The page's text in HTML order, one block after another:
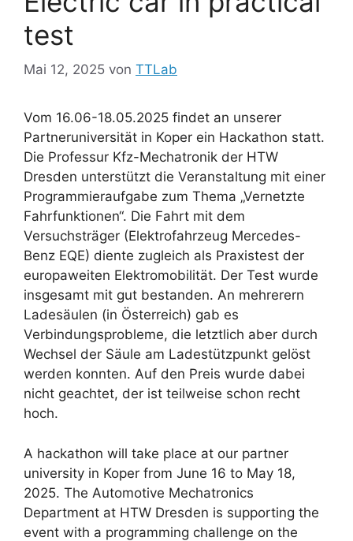
test
Mai 12, 2025 von TTLab
Vom 16.06-18.05.2025 findet an unserer
Partneruniversität in Koper ein Hackathon statt.
Die Professur Kfz-Mechatronik der HTW
Dresden unterstützt die Veranstaltung mit einer
Programmieraufgabe zum Thema „Vernetzte
Fahrfunktionen“. Die Fahrt mit dem
Versuchsträger (Elektrofahrzeug Mercedes-
Benz EQE) diente zugleich als Praxistest der
europaweiten Elektromobilität. Der Test wurde
insgesamt mit gut bestanden. An mehrerern
Ladesäulen (in Österreich) gab es
Verbindungsprobleme, die letztlich aber durch
Wechsel der Säule am Ladestützpunkt gelöst
werden konnten. Auf den Preis wurde dabei
nicht geachtet, der ist teilweise schon recht
hoch.
A hackathon will take place at our partner
university in Koper from June 16 to May 18,
2025. The Automotive Mechatronics
Department at HTW Dresden is supporting the
event with a programming challenge on the